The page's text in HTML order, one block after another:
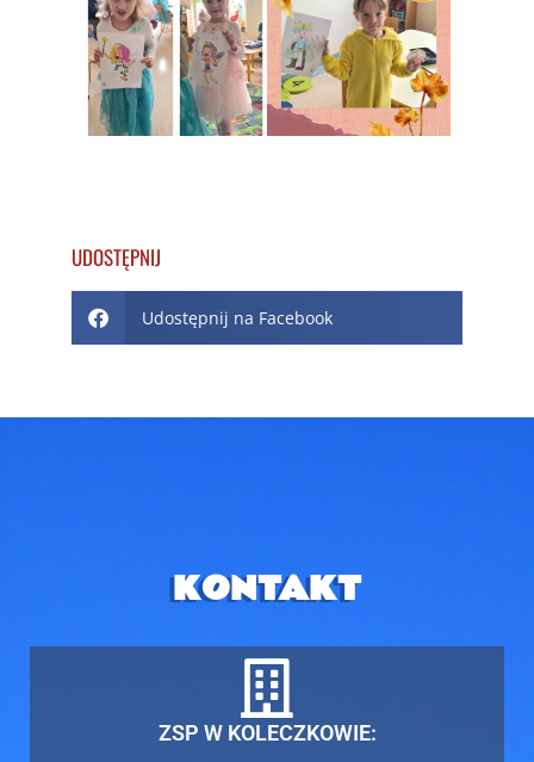
UDOSTĘPNIJ
Udostępnij na Facebook
KONTAKT
ZSP W KOLECZKOWIE: